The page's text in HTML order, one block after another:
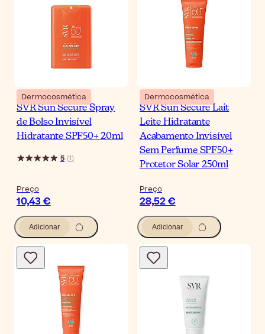
Dermocosmética
SVR Sun Secure Spray
de Bolso Invisível
Hidratante SPF50+ 20ml
5 (1)
Preço
10,43 €
Adicionar
Dermocosmética
SVR Sun Secure Lait
Leite Hidratante
Acabamento Invisível
Sem Perfume SPF50+
Protetor Solar 250ml
Preço
28,52 €
Adicionar